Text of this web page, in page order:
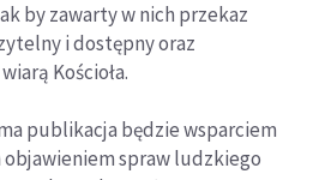
by zawarty w nich przekaz
i dostępny oraz
Kościoła.
publikacja będzie wsparciem
spraw ludzkiego